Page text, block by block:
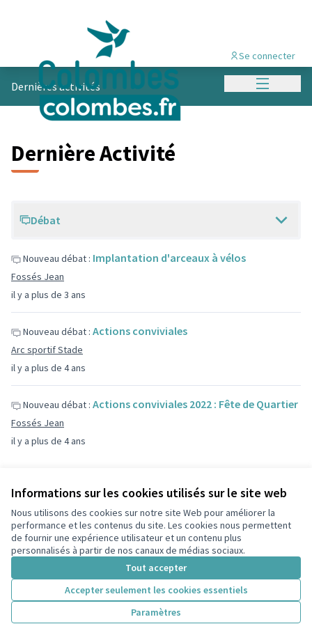
Informations sur les cookies utilisés sur le site web
Nous utilisons des cookies sur notre site Web pour améliorer la
performance et les contenus du site. Les cookies nous permettent
de fournir une expérience utilisateur et un contenu plus
personnalisés à partir de nos canaux de médias sociaux.
Tout accepter
Accepter seulement les cookies essentiels
Paramètres
Menu
Se connecter
Dernières activités
Dernière Activité
Débat
il y a plus de 3 ans
Nouveau débat : Implantation d'arceaux à vélos
Fossés Jean
il y a plus de 4 ans
Nouveau débat : Actions conviviales
Arc sportif Stade
il y a plus de 4 ans
Nouveau débat : Actions conviviales 2022 : Fête de Quartier
Fossés Jean
Conditions d'utilisation
Paramètres des cookies
participons.colombes.fr sur Facebook
(Lien externe)
Site réalisé grâce aulogiciel libre Decidim .
Licence
(Lien